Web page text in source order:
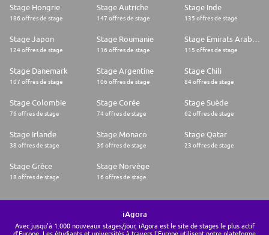
Stage Hongrie
186 offres de stage
Stage Autriche
147 offres de stage
Stage Inde
135 offres de stage
Stage Japon
124 offres de stage
Stage Roumanie
116 offres de stage 115 offres de stage
Stage Danemark
107 offres de stage
Stage Argentine
106 offres de stage
Stage Chili
84 offres de stage
Stage Colombie
76 offres de stage
Stage Corée
74 offres de stage
Stage Suède
62 offres de stage
Stage Irlande
38 offres de stage
Stage Monaco
36 offres de stage
Stage Qatar
23 offres de stage
Stage Grèce
18 offres de stage
Stage Norvège
16 offres de stage
iAgora
Avec jusqu'à 1.000 nouveaux stages/jour, iAgora est le site de stages le plus actif